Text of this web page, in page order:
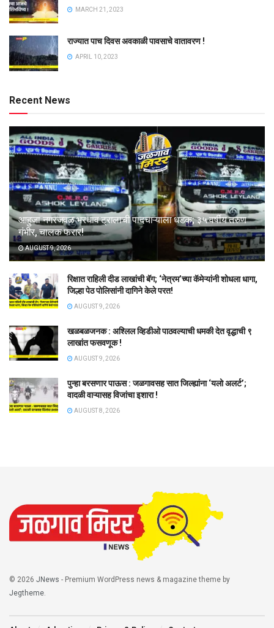
MARCH 21, 2023
राज्यात पाच दिवस अवकाळी पावसाचे वातावरण !
APRIL 10, 2023
Recent News
आहुजा नगरजवळ भरधाव ट्रालाची पादचाऱ्याला धडक; ३५ वर्षीय तरुण
गंभीर, चालक फरार!
AUGUST 9, 2026
रिक्षात राहिली दीड लाखांची बॅग; ‘नेत्रम’च्या कॅमेऱ्यांनी शोधला धागा,
जिल्हा पेठ पोलिसांनी दागिने केले परत!
AUGUST 9, 2026
खळबळजनक : अश्लिल व्हिडीओ पाठवल्याची धमकी देत वृद्धाची ९
लाखांत फसवणूक !
AUGUST 9, 2026
पुन्हा बरसणार पाऊस : जळगावसह सात जिल्ह्यांना ‘यलो अलर्ट’;
वादळी वाऱ्यासह विजांचा इशारा !
AUGUST 8, 2026
© 2026 JNews - Premium WordPress news & magazine theme by
Jegtheme